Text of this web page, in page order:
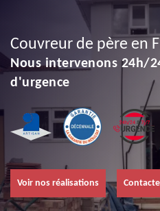
Couvreur de père en
Nous intervenons 24h/
d'urgence
Voir nos réalisations